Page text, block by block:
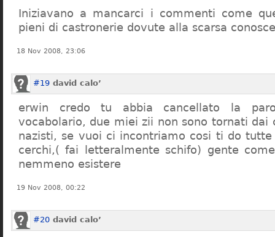
Iniziavano a mancarci i commenti come
pieni di castronerie dovute alla scarsa
18 Nov 2008, 23:06
#19 david calo’
erwin credo tu abbia cancellato la
vocabolario, due miei zii non sono tornati dai
nazisti, se vuoi ci incontriamo cosi ti do tutte
cerchi,( fai letteralmente schifo) gente
nemmeno esistere
19 Nov 2008, 00:22
#20 david calo’